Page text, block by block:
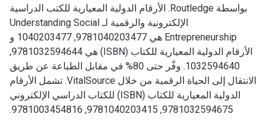
بواسطة Routledge. الأرقام الدولية المعيارية للكتب الدراسية
الإلكترونية والرقمية لـ Understanding Social
Entrepreneurship هي 9781040203477, 1040203477 و
الأرقام الدولية المعيارية للكتاب (ISBN) هي 9781032594644,
1032594640. وفّر حتى 80% في مقابل الطباعة عن طريق
الانتقال إلى الحياة الرقمية من خلال VitalSource. تشمل الأرقام
الدولية المعيارية للكتاب (ISBN) للكتاب الدراسي الإلكتروني
9781032594675, 9781040203415, 9781003454816.